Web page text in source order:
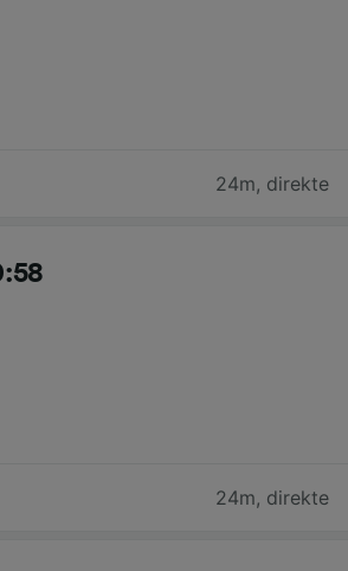
24m, direkte
24m, direkte